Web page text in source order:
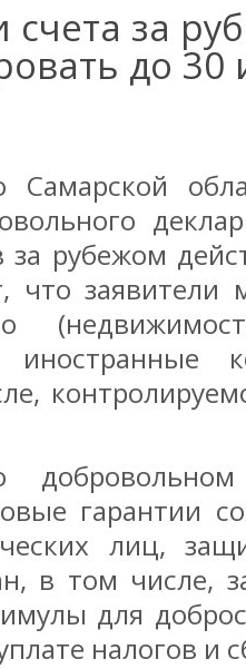
счета за
до
за рубежом
что заявители
иностранные
гарантии
лиц,
в том числе,
для
налогов и